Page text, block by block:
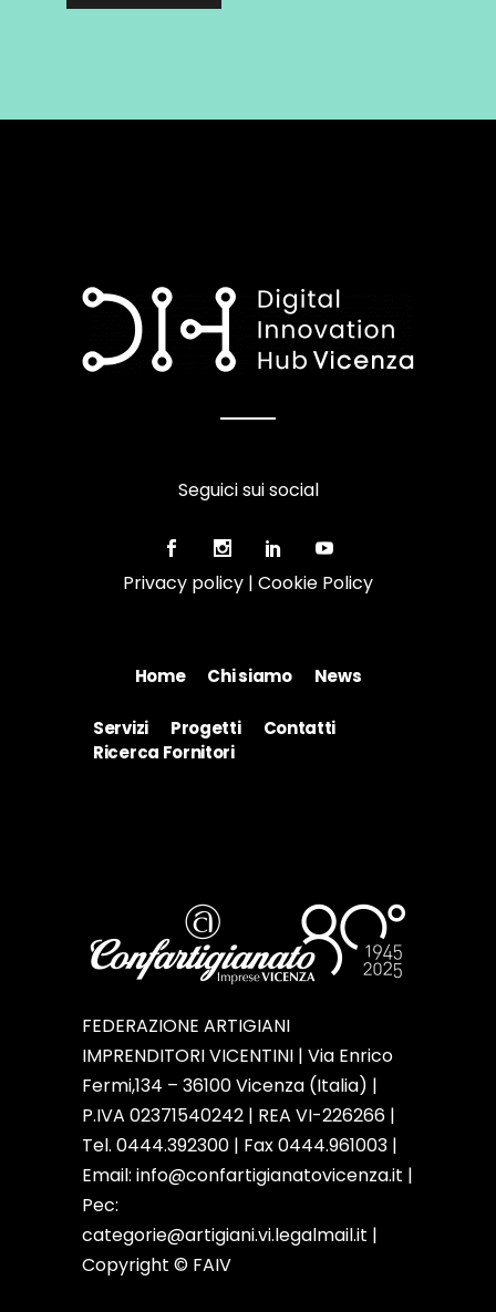
Home Chi siamo News
Seguici sui social
Privacy policy | Cookie Policy
Servizi Progetti
Contatti
Ricerca Fornitori
FEDERAZIONE ARTIGIANI
IMPRENDITORI VICENTINI | Via Enrico
Fermi,134 – 36100 Vicenza (Italia) |
P.IVA 02371540242 | REA VI-226266 |
Tel. 0444.392300 | Fax 0444.961003 |
Email: info@confartigianatovicenza.it |
Pec:
categorie@artigiani.vi.legalmail.it |
Copyright © FAIV